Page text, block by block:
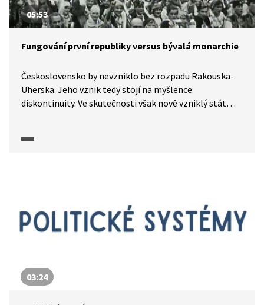
05:53
Fungování první republiky versus bývalá monarchie
Československo by nevzniklo bez rozpadu Rakouska-
Uherska. Jeho vznik tedy stojí na myšlence
diskontinuity. Ve skutečnosti však nově vzniklý stát
úřady a soudy). Historici ve výňatku z pořadu Historie.cs
03:24